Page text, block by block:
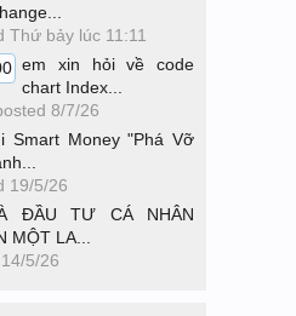
Thứ bảy lúc 11:11
em xin hỏi về code
chart Index...
8/7/26
Smart Money "Phá Vỡ
19/5/26
ĐẦU TƯ CÁ NHÂN
MỘT LA...
14/5/26